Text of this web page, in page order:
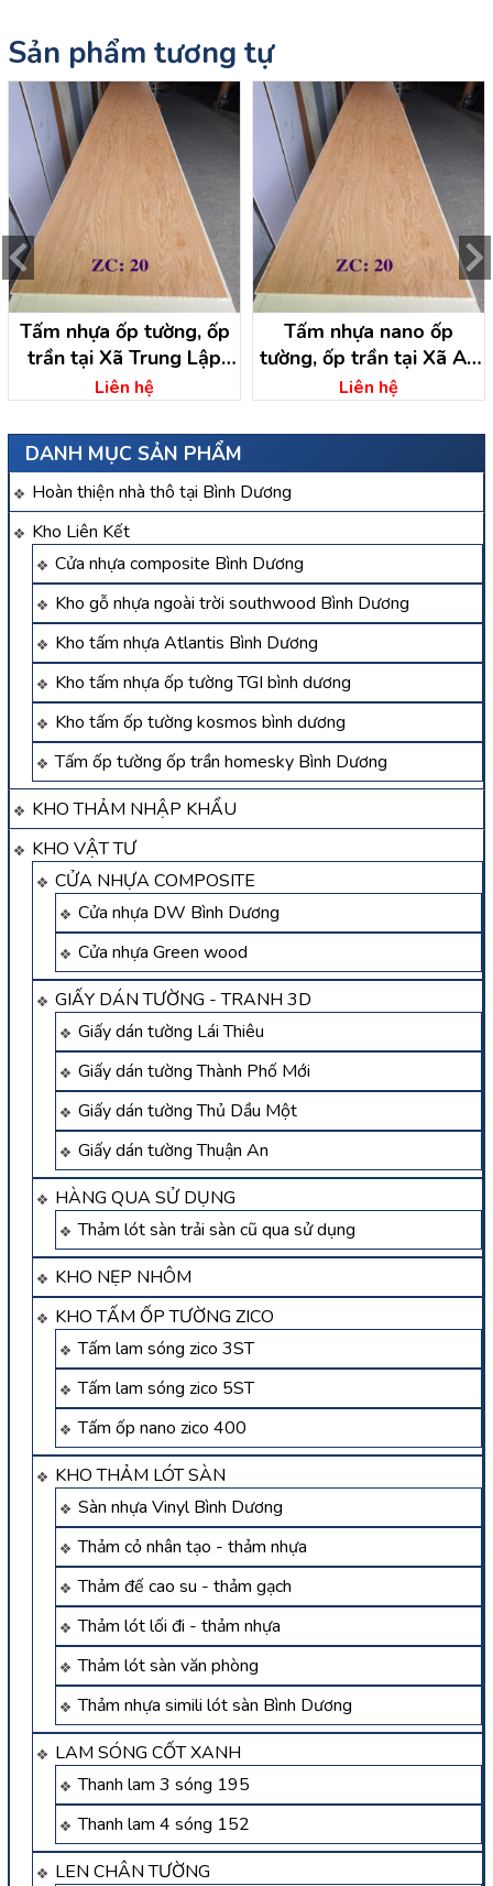
DANH MỤC SẢN PHẨM
Hoàn thiện nhà thô tại Bình Dương
Kho Liên Kết
Cửa nhựa composite Bình Dương
Kho gỗ nhựa ngoài trời southwood Bình Dương
Kho tấm nhựa Atlantis Bình Dương
Kho tấm nhựa ốp tường TGI bình dương
Kho tấm ốp tường kosmos bình dương
Tấm ốp tường ốp trần homesky Bình Dương
KHO THẢM NHẬP KHẨU
KHO VẬT TƯ
CỬA NHỰA COMPOSITE
Cửa nhựa DW Bình Dương
Cửa nhựa Green wood
GIẤY DÁN TƯỜNG - TRANH 3D
Giấy dán tường Lái Thiêu
Giấy dán tường Thành Phố Mới
Giấy dán tường Thủ Dầu Một
Giấy dán tường Thuận An
HÀNG QUA SỬ DỤNG
Thảm lót sàn trải sàn cũ qua sử dụng
KHO NẸP NHÔM
KHO TẤM ỐP TƯỜNG ZICO
Tấm lam sóng zico 3ST
Tấm lam sóng zico 5ST
Tấm ốp nano zico 400
KHO THẢM LÓT SÀN
Sàn nhựa Vinyl Bình Dương
Thảm cỏ nhân tạo - thảm nhựa
Thảm đế cao su - thảm gạch
Thảm lót lối đi - thảm nhựa
Thảm lót sàn văn phòng
Thảm nhựa simili lót sàn Bình Dương
LAM SÓNG CỐT XANH
Thanh lam 3 sóng 195
Thanh lam 4 sóng 152
LEN CHÂN TƯỜNG
Sản phẩm tương tự
Tấm nhựa ốp tường, ốp
trần tại Xã Trung Lập
Thượng – Huyện Củ Chi
Liên hệ
Tấm nhựa nano ốp
tường, ốp trần tại Xã An
Phú – Huyện Củ Chi
Liên hệ